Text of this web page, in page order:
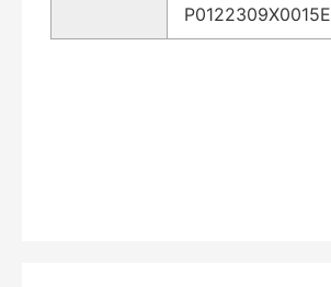
P0122309X0015E